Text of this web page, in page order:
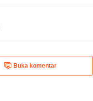
Buka komentar